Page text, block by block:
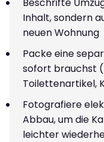
Inhalt, sondern
neuen Wohnung
Packe eine
sofort brauchst
Toilettenartikel,
Fotografiere
Abbau, um die
leichter